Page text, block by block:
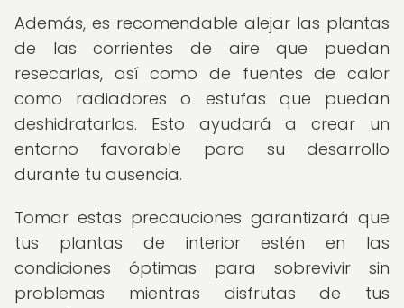
Además, es recomendable alejar las plantas
de las corrientes de aire que puedan
resecarlas, así como de fuentes de calor
como radiadores o estufas que puedan
deshidratarlas. Esto ayudará a crear un
entorno favorable para su desarrollo
durante tu ausencia.
Tomar estas precauciones garantizará que
tus plantas de interior estén en las
condiciones óptimas para sobrevivir sin
problemas mientras disfrutas de tus